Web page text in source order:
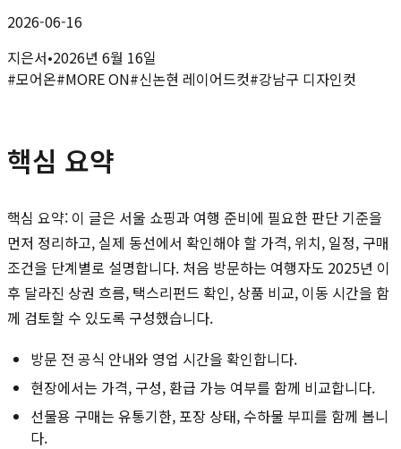
2026-06-16
지은서•2026년 6월 16일
#모어온#MORE ON#신논현 레이어드컷#강남구 디자인컷
핵심 요약
핵심 요약: 이 글은 서울 쇼핑과 여행 준비에 필요한 판단 기준을
먼저 정리하고, 실제 동선에서 확인해야 할 가격, 위치, 일정, 구매
조건을 단계별로 설명합니다. 처음 방문하는 여행자도 2025년 이
후 달라진 상권 흐름, 택스리펀드 확인, 상품 비교, 이동 시간을 함
께 검토할 수 있도록 구성했습니다.
방문 전 공식 안내와 영업 시간을 확인합니다.
현장에서는 가격, 구성, 환급 가능 여부를 함께 비교합니다.
선물용 구매는 유통기한, 포장 상태, 수하물 부피를 함께 봅니
다.